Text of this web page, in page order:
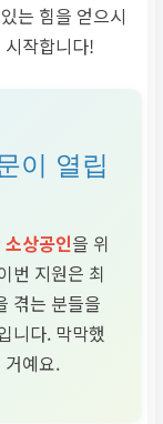
는 힘을 얻으시
작합니다!
이 열립
소상공인을 위
번 지원은 최
겪는 분들을
니다. 막막했
거예요.